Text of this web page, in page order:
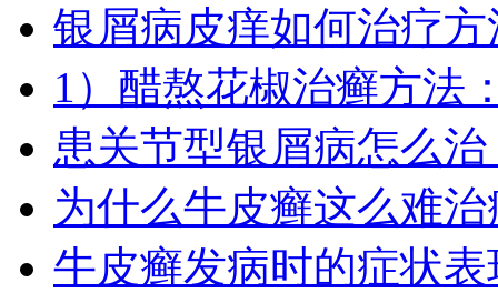
银屑病皮痒如何治疗
1）醋熬花椒治癣方法
患关节型银屑病怎么
为什么牛皮癣这么难
牛皮癣发病时的症状